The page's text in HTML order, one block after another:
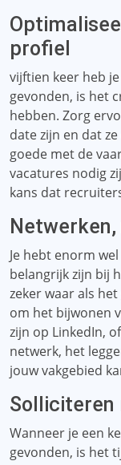
profiel
vijftien keer heb
gevonden, is het
hebben. Zorg
date zijn en dat
goede met de
vacatures nodig
kans dat
Je hebt enorm
belangrijk zijn bij
zeker waar als
om het bijwonen
zijn op LinkedIn,
netwerk, het
jouw vakgebied
Solliciteren
Wanneer je een
gevonden, is het